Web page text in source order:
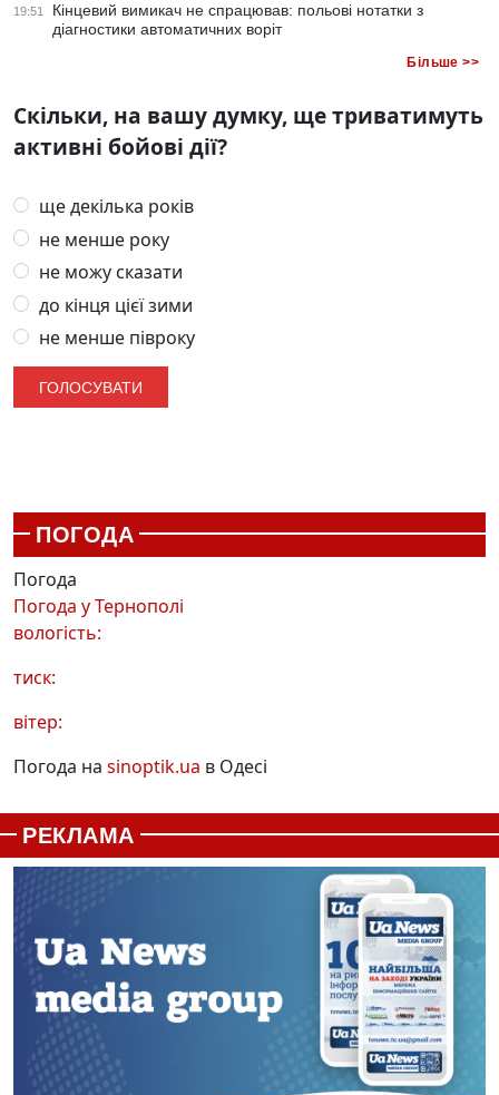
19:51
Кінцевий вимикач не спрацював: польові нотатки з
діагностики автоматичних воріт
Більше >>
Скільки, на вашу думку, ще триватимуть
активні бойові дії?
ще декілька років
не менше року
не можу сказати
до кінця цієї зими
не менше півроку
ПОГОДА
Погода
Погода уТернополі
вологість:
тиск:
вітер:
Погода на sinoptik.ua в Одесі
РЕКЛАМА